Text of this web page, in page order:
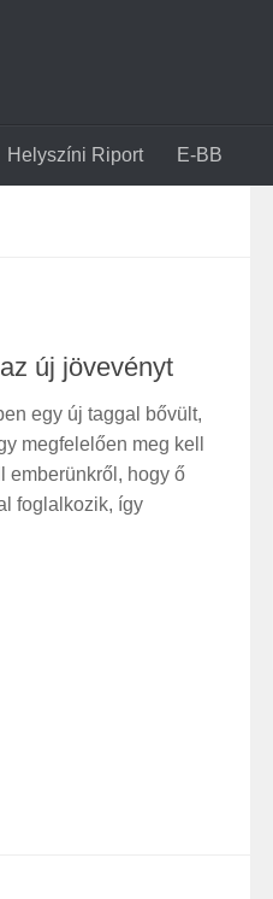
Helyszíni Riport E-BB
új jövevényt
egy új taggal bővült,
megfelelően meg kell
emberünkről, hogy ő
foglalkozik, így